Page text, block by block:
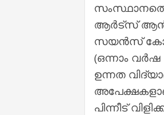
ആർട്സ്
സയൻസ്
(ഒന്നാം
ഉന്നത
പിന്നീട്